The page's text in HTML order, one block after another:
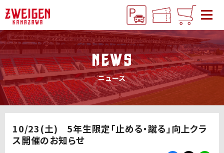
NEWS
ニュース
10/23(土) 5年生限定「止める・蹴る」向上クラ
ス開催のお知らせ